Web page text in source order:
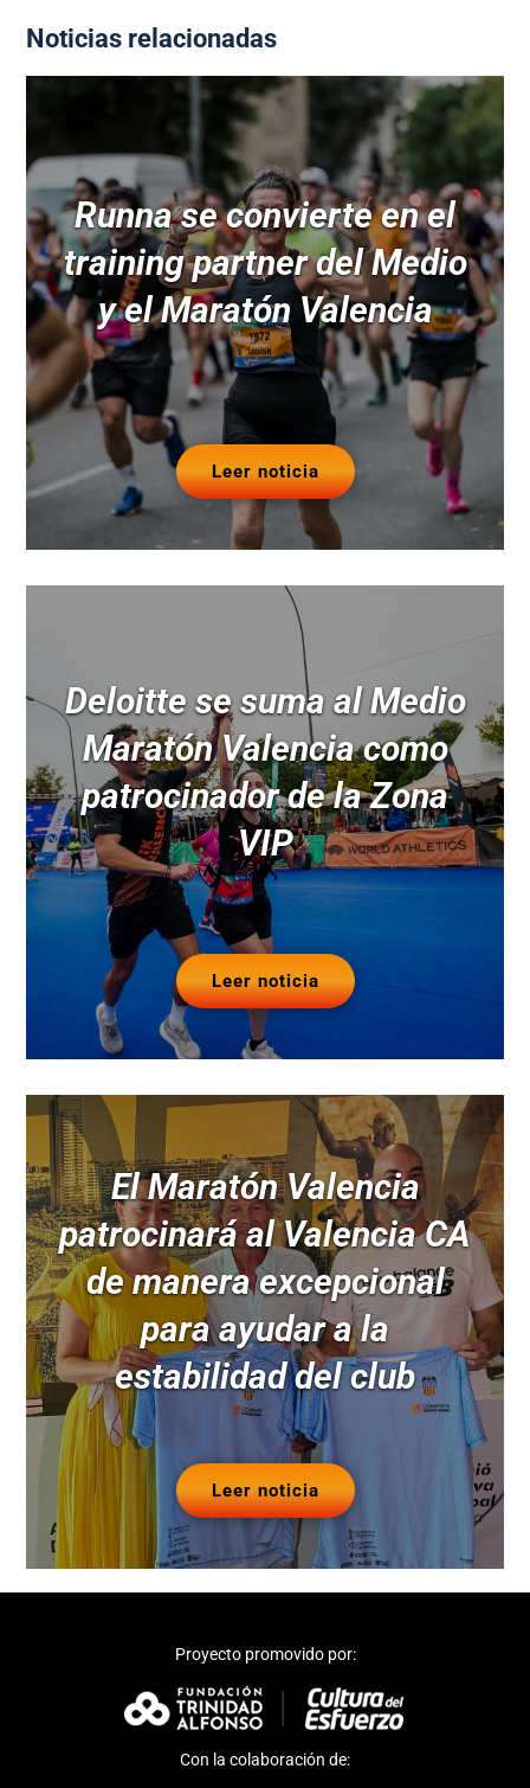
Noticias relacionadas
Runna se convierte en el
training partner del Medio
y el Maratón Valencia
Leer noticia
Deloitte se suma al Medio
Maratón Valencia como
patrocinador de la Zona
VIP
Leer noticia
El Maratón Valencia
patrocinará al Valencia CA
de manera excepcional
para ayudar a la
estabilidad del club
Leer noticia
Proyecto promovido por:
Con la colaboración de: